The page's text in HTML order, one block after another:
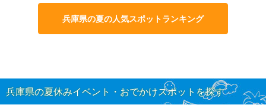
兵庫県の夏の人気スポットランキング
兵庫県の夏休みイベント・おでかけスポットを探す